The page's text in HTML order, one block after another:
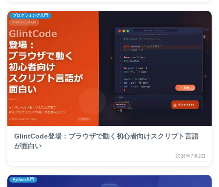
プログラミング入門
GlintCode登場：ブラウザで動く初心者向けスクリプト言語
が面白い
2026年7月2日
Python入門